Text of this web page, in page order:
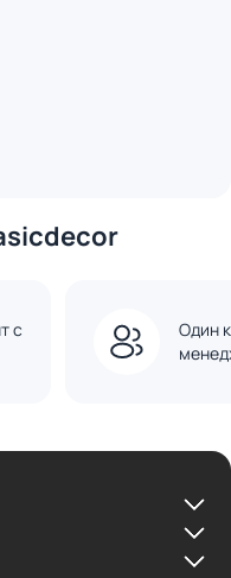
с
Один